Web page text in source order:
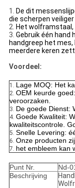
1. De dit
die scherpen
2. Het wolframstaal,
3. Gebruik één hand
handgreep het
meerdere keren
Voordeel:
1. Lage MOQ: Het
2. OEM keurde
veroorzaken.
3. De goede Dienst:
4. Goede Kwaliteit:
kwaliteitscontrole.
5. Snelle Levering:
6. Onze producten
7. het embleem kan
Punt Nr.
Nd-
Beschrijving